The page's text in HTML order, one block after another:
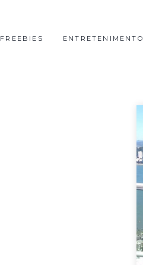
FREEBIES ENTRETENIMENTO